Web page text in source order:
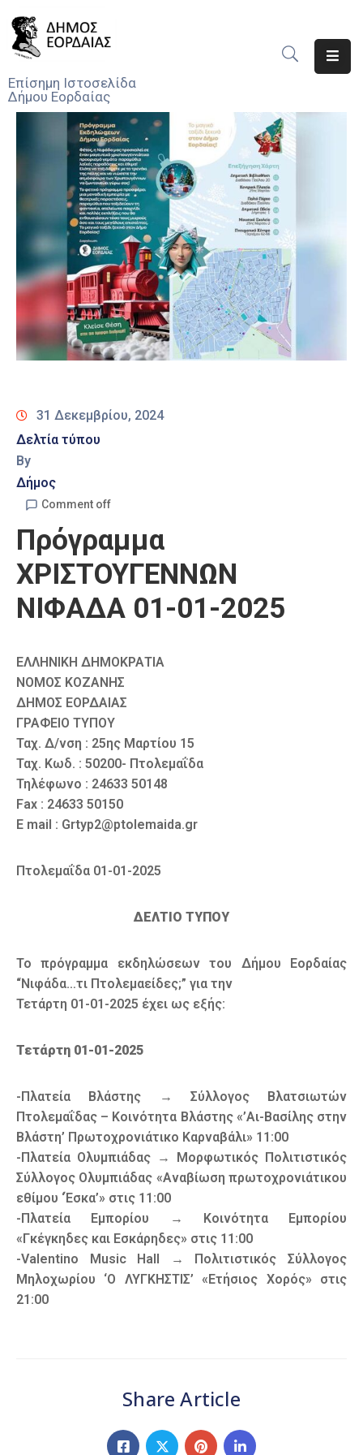
Επίσημη Ιστοσελίδα
Δήμου Εορδαίας
Ο
Νέα
Υπηρεσίες
Του
Δήμου
Προσκλήσεις
Αποφάσεις
Τηλέφωνα
31 Δεκεμβρίου, 2024
Δελτία τύπου
By
Δήμος
Comment off
Πρόγραμμα
ΧΡΙΣΤΟΥΓΕΝΝΩΝ
ΝΙΦΑΔΑ 01-01-2025
ΕΛΛΗΝΙΚΗ ΔΗΜΟΚΡΑΤΙΑ
ΝΟΜΟΣ ΚΟΖΑΝΗΣ
ΔΗΜΟΣ ΕΟΡΔΑΙΑΣ
ΓΡΑΦΕΙΟ ΤΥΠΟΥ
Ταχ. Δ/νση : 25ης Μαρτίου 15
Ταχ. Κωδ. : 50200- Πτολεμαΐδα
Τηλέφωνο : 24633 50148
Fax : 24633 50150
E mail : Grtyp2@ptolemaida.gr
Πτολεμαΐδα 01-01-2025
ΔΕΛΤΙΟ ΤΥΠΟΥ
To πρόγραμμα εκδηλώσεων του Δήμου Εορδαίας
“Νιφάδα…τι Πτολεμαείδες;” για την
Τετάρτη 01-01-2025 έχει ως εξής:
Τετάρτη 01-01-2025
-Πλατεία Βλάστης → Σύλλογος Βλατσιωτών
Πτολεμαΐδας – Κοινότητα Βλάστης «’Αι-Βασίλης στην
Βλάστη’ Πρωτοχρονιάτικο Καρναβάλι» 11:00
-Πλατεία Ολυμπιάδας → Μορφωτικός Πολιτιστικός
Σύλλογος Ολυμπιάδας «Αναβίωση πρωτοχρονιάτικου
εθίμου ‘Έσκα’» στις 11:00
-Πλατεία Εμπορίου → Κοινότητα Εμπορίου
«Γκέγκηδες και Εσκάρηδες» στις 11:00
-Valentino Music Hall → Πολιτιστικός Σύλλογος
Μηλοχωρίου ‘Ο ΛΥΓΚΗΣΤΙΣ’ «Ετήσιος Χορός» στις
21:00
Share Article